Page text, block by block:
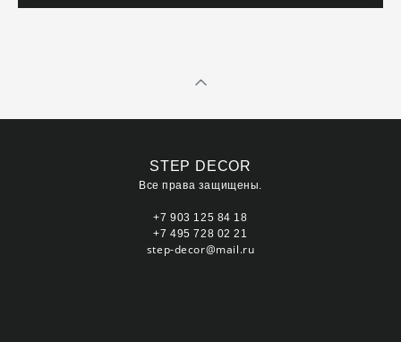
STEP DECOR
Все права защищены.
+7 903 125 84 18
+7 495 728 02 21
step-decor@mail.ru